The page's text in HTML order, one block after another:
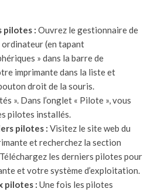
pilotes : Ouvrez le gestionnaire de
(en tapant
» dans la barre de
imprimante dans la liste et
droit de la souris.
». Dans l’onglet « Pilote », vous
pilotes installés.
pilotes : Visitez le site web du
et recherchez la section
les derniers pilotes pour
et votre système d’exploitation.
pilotes : Une fois les pilotes